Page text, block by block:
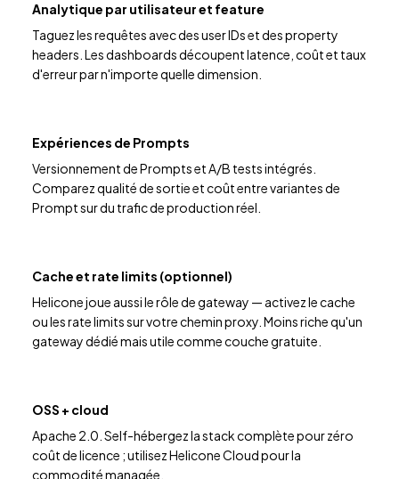
Analytique par utilisateur et feature
Taguez les requêtes avec des user IDs et des property
headers. Les dashboards découpent latence, coût et taux
d'erreur par n'importe quelle dimension.
Expériences de Prompts
Versionnement de Prompts et A/B tests intégrés.
Comparez qualité de sortie et coût entre variantes de
Prompt sur du trafic de production réel.
Cache et rate limits (optionnel)
Helicone joue aussi le rôle de gateway — activez le cache
ou les rate limits sur votre chemin proxy. Moins riche qu'un
gateway dédié mais utile comme couche gratuite.
OSS + cloud
Apache 2.0. Self-hébergez la stack complète pour zéro
coût de licence ; utilisez Helicone Cloud pour la
commodité managée.